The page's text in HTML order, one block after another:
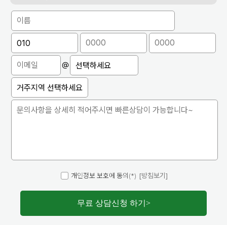
@
개인정보 보호에 동의(*) [방침보기]
무료 상담신청 하기 >